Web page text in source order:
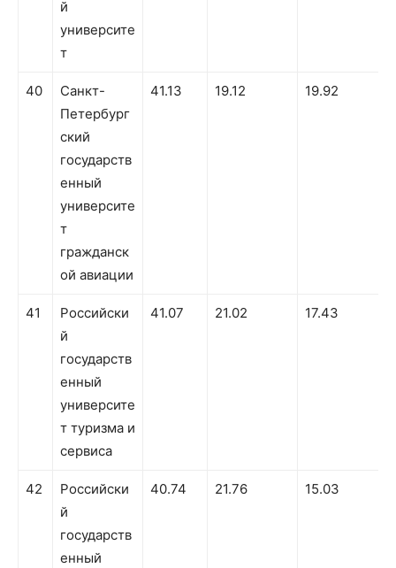
й
университе
т
40
Санкт-
Петербург
ский
государств
енный
университе
т
гражданск
ой авиации
41.13 19.12 19.92
41
Российски
й
государств
енный
университе
т туризма и
сервиса
41.07 21.02 17.43
42
Российски
й
государств
енный
40.74 21.76 15.03